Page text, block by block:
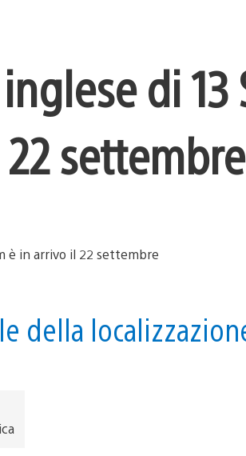
di 13
settembre
della